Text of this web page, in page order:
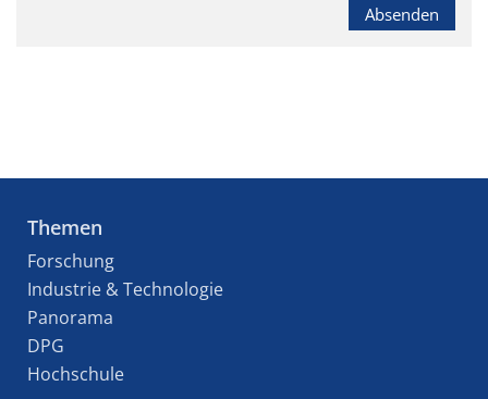
Absenden
Themen
Forschung
Industrie & Technologie
Panorama
DPG
Hochschule